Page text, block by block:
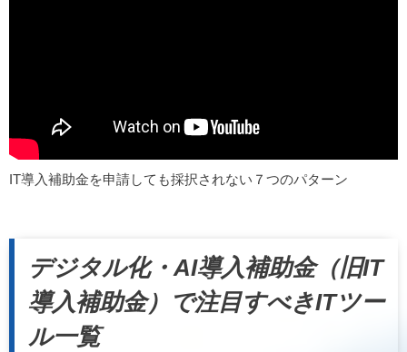
IT導入補助金を申請しても採択されない７つのパターン
デジタル化・AI導入補助金（旧IT
導入補助金）で注目すべきITツー
ル一覧